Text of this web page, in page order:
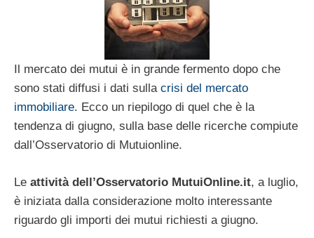
Il mercato dei mutui è in grande fermento dopo che
sono stati diffusi i dati sulla crisi del mercato
immobiliare. Ecco un riepilogo di quel che è la
tendenza di giugno, sulla base delle ricerche compiute
dall’Osservatorio di Mutuionline.
Le attività dell’Osservatorio MutuiOnline.it, a luglio,
è iniziata dalla considerazione molto interessante
riguardo gli importi dei mutui richiesti a giugno.